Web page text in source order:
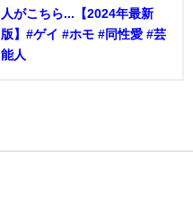
人がこちら...【2024年最新
版】#ゲイ #ホモ #同性愛 #芸
能人